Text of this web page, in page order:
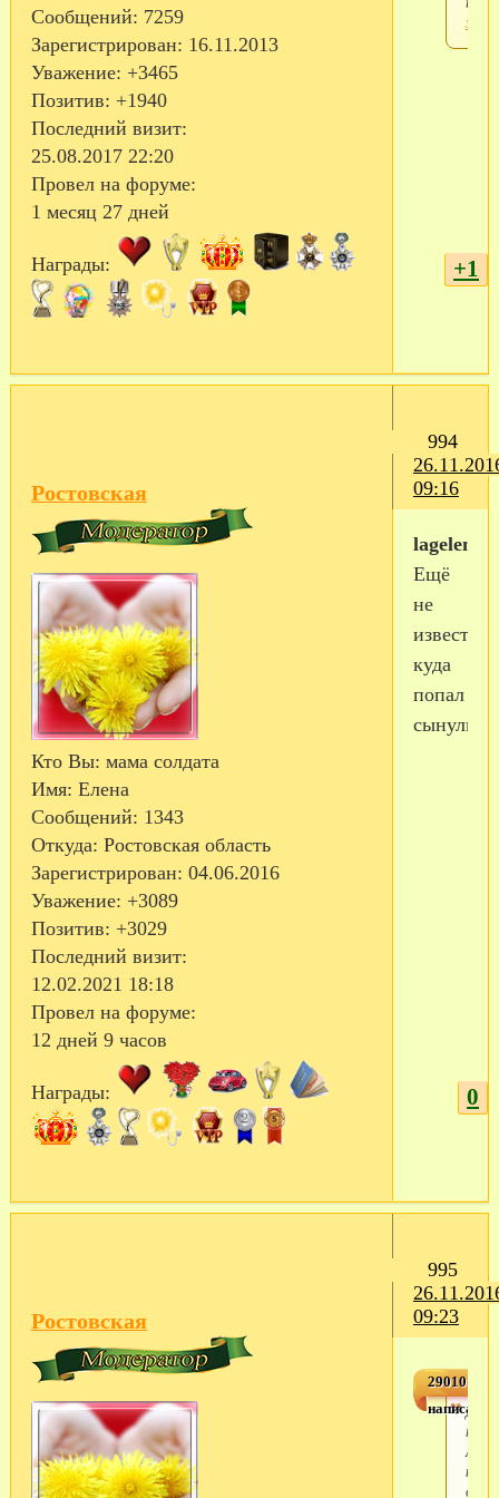
Сообщений: 7259
Зарегистрирован: 16.11.2013
Уважение: +3465
Позитив: +1940
Последний визит:
25.08.2017 22:20
Провел на форуме:
1 месяц 27 дней
Награды: +1
994
09:16
Ростовская
Кто Вы: мама солдата
Имя: Елена
Сообщений: 1343
Откуда: Ростовская область
Зарегистрирован: 04.06.2016
Уважение: +3089
Позитив: +3029
Последний визит:
12.02.2021 18:18
Провел на форуме:
12 дней 9 часов
Награды:
Ещё
не
известно,
куда
попал
сынулик?
0
995
09:23
Ростовская
куда